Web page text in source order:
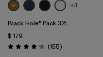
+3
Black Hole® Pack 32L
$ 179
Valoración: 4.2 / 5
(155Comentarios
)